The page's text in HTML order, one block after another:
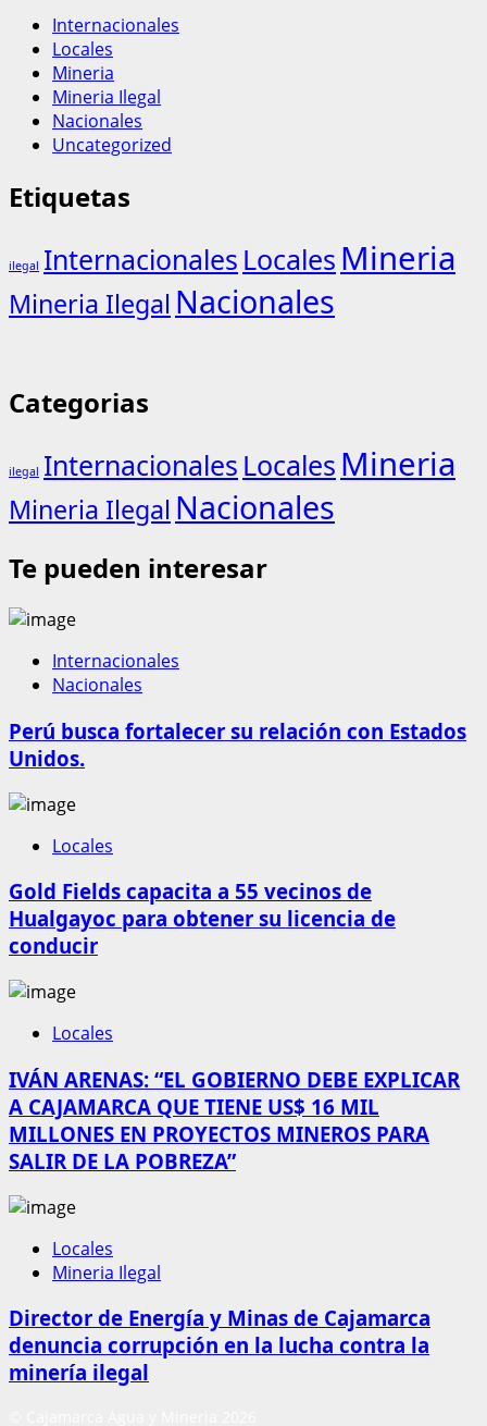
Internacionales
Locales
Mineria
Mineria Ilegal
Nacionales
Uncategorized
Etiquetas
ilegal Internacionales Locales Mineria
Mineria Ilegal Nacionales
Categorias
ilegal Internacionales Locales Mineria
Mineria Ilegal Nacionales
Te pueden interesar
Internacionales
Nacionales
Perú busca fortalecer su relación con Estados
Unidos.
Locales
Gold Fields capacita a 55 vecinos de
Hualgayoc para obtener su licencia de
conducir
Locales
IVÁN ARENAS: “EL GOBIERNO DEBE EXPLICAR
A CAJAMARCA QUE TIENE US$ 16 MIL
MILLONES EN PROYECTOS MINEROS PARA
SALIR DE LA POBREZA”
Locales
Mineria Ilegal
Director de Energía y Minas de Cajamarca
denuncia corrupción en la lucha contra la
minería ilegal